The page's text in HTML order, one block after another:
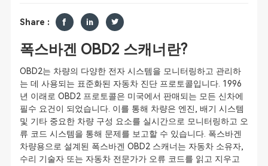
Share :
폭스바겐 OBD2 스캐너란?
OBD2는 차량의 다양한 전자 시스템을 모니터링하고 관리하
는 데 사용되는 표준화된 자동차 진단 프로토콜입니다. 1996
년 이래로 OBD2 프로토콜은 미국에서 판매되는 모든 신차에
필수 요건이 되었습니다. 이를 통해 차량은 엔진, 배기 시스템
및 기타 중요한 차량 구성 요소를 실시간으로 모니터링하고 오
류 코드 시스템을 통해 문제를 보고할 수 있습니다. 폭스바겐
차량용으로 설계된 폭스바겐 OBD2 스캐너는 자동차 소유자,
수리 기술자 또는 자동차 전문가가 오류 코드를 읽고 지우고